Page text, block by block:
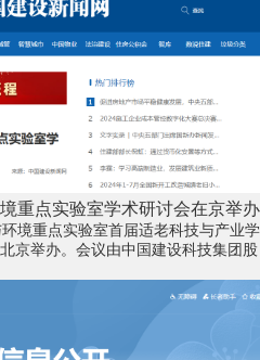
重点实验室学术研讨会在京举办
境重点实验室首届适老科技与产业学
京举办。会议由中国建设科技集团股